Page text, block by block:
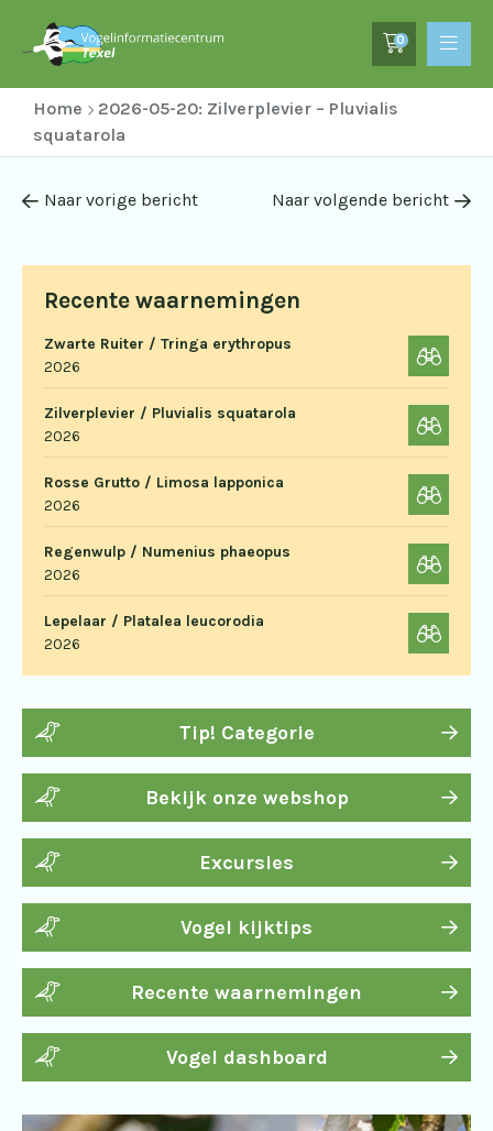
0
Home
2026-05-20: Zilverplevier – Pluvialis
squatarola
Recente waarnemingen
Zwarte Ruiter / Tringa erythropus
2026
Zilverplevier / Pluvialis squatarola
2026
Rosse Grutto / Limosa lapponica
2026
Regenwulp / Numenius phaeopus
2026
Lepelaar / Platalea leucorodia
2026
Tip! Categorie
Bekijk onze webshop
Excursies
Vogel kijktips
Recente waarnemingen
Vogel dashboard
Naar vorige bericht Naar volgende bericht